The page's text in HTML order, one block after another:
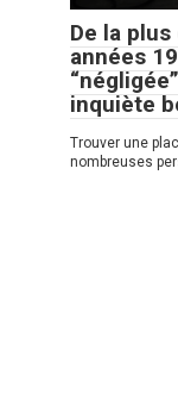
De la
années
inquiète
Trouver une
nombreuses